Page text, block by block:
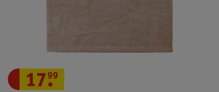
17.
99